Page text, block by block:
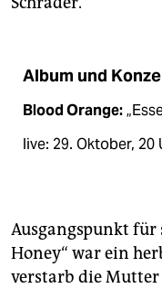
Album und
Blood Orange:
live: 29. Oktober, 20
Ausgangspunkt für
Honey“ war ein
verstarb die Mutter